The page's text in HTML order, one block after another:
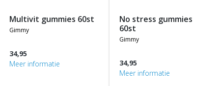
multivit gummies 60st
gimmy
34,95
Meer informatie
no stress gummies
60st
gimmy
34,95
Meer informatie